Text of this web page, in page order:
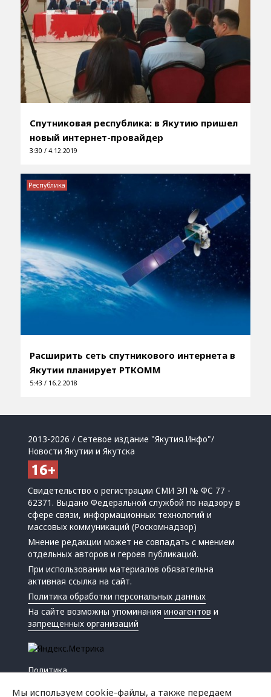
Спутниковая республика: в Якутию пришел
новый интернет-провайдер
3:30 / 4.12.2019
Расширить сеть спутникового интернета в
Якутии планирует РТКОММ
5:43 / 16.2.2018
Республика
2013-2026 / Сетевое издание "Якутия.Инфо"/
Новости Якутии и Якутска
Свидетельство о регистрации СМИ ЭЛ № ФС 77 -
62371. Выдано Федеральной службой по надзору в
сфере связи, информационных технологий и
массовых коммуникаций (Роскомнадзор)
Мнение редакции может не совпадать с мнением
отдельных авторов и героев публикаций.
При использовании материалов обязательна
активная ссылка на сайт.
Политика обработки персональных данных
На сайте возможны упоминанияиноагентов и
запрещенных организаций
Политика
Мы используем cookie-файлы, а также передаем